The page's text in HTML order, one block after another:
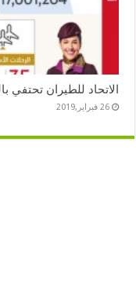
الاتحاد للطيران تحتفي
26 فبراير,2019